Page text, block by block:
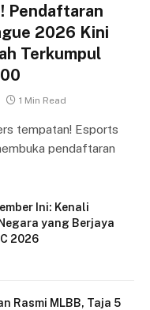
Pendaftaran
2026 Kini
Terkumpul
1 Min Read
tempatan! Esports
pendaftaran
Ini: Kenali
yang Berjaya
2026
Rasmi MLBB, Taja 5